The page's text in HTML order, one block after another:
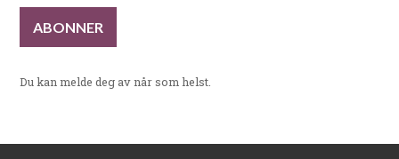
Du kan melde deg av når som helst.